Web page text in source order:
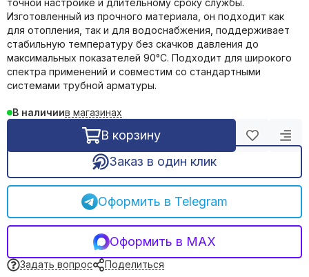
Обогреватели инфракрасные
Обогреватели масляные
Тепловые пушки
Тепловентиляторы электрические
Терморегуляторы
Сушилки для рук
точной настройке и длительному сроку службы.
Изготовленный из прочного материала, он подходит как
для отопления, так и для водоснабжения, поддерживает
стабильную температуру без скачков давления до
максимальных показателей 90°C. Подходит для широкого
спектра применений и совместим со стандартными
системами трубной арматуры.
В наличии в магазинах
В корзину
Оформить в Telegram
Оформить в MAX
Заказ в один клик
Задать вопрос Поделиться